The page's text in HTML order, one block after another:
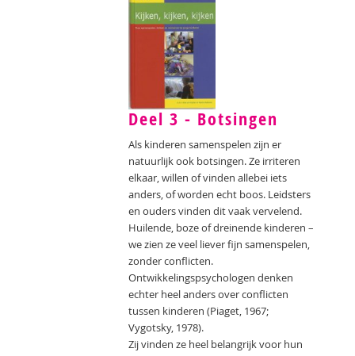
Deel 3 - Botsingen
Als kinderen samenspelen zijn er
natuurlijk ook botsingen. Ze irriteren
elkaar, willen of vinden allebei iets
anders, of worden echt boos. Leidsters
en ouders vinden dit vaak vervelend.
Huilende, boze of dreinende kinderen –
we zien ze veel liever fijn samenspelen,
zonder conflicten.
Ontwikkelingspsychologen denken
echter heel anders over conflicten
tussen kinderen (Piaget, 1967;
Vygotsky, 1978).
Zij vinden ze heel belangrijk voor hun